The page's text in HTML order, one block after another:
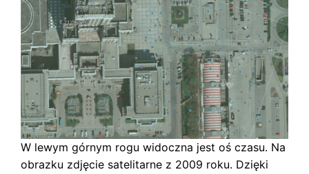
W lewym górnym rogu widoczna jest oś czasu. Na
obrazku zdjęcie satelitarne z 2009 roku. Dzięki